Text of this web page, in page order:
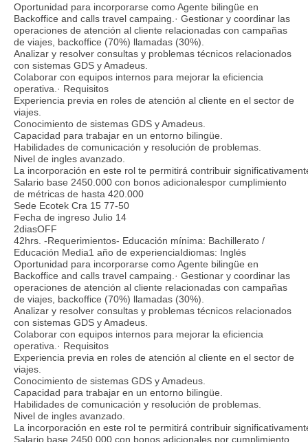
Oportunidad para incorporarse como Agente bilingüe en
Backoffice and calls travel campaing.· Gestionar y coordinar las
operaciones de atención al cliente relacionadas con campañas
de viajes, backoffice (70%) llamadas (30%).
Analizar y resolver consultas y problemas técnicos relacionados
con sistemas GDS y Amadeus.
Colaborar con equipos internos para mejorar la eficiencia
operativa.· Requisitos
Experiencia previa en roles de atención al cliente en el sector de
viajes.
Conocimiento de sistemas GDS y Amadeus.
Capacidad para trabajar en un entorno bilingüe.
Habilidades de comunicación y resolución de problemas.
Nivel de ingles avanzado.
La incorporación en este rol te permitirá contribuir
Salario base 2450.000 con bonos adicionalespor cumplimiento
de métricas de hasta 420.000
Sede Ecotek Cra 15 77-50
Fecha de ingreso Julio 14
2diasOFF
42hrs. -Requerimientos- Educación mínima: Bachillerato /
Educación Media1 año de experienciaIdiomas: Inglés
Oportunidad para incorporarse como Agente bilingüe en
Backoffice and calls travel campaing.· Gestionar y coordinar las
operaciones de atención al cliente relacionadas con campañas
de viajes, backoffice (70%) llamadas (30%).
Analizar y resolver consultas y problemas técnicos relacionados
con sistemas GDS y Amadeus.
Colaborar con equipos internos para mejorar la eficiencia
operativa.· Requisitos
Experiencia previa en roles de atención al cliente en el sector de
viajes.
Conocimiento de sistemas GDS y Amadeus.
Capacidad para trabajar en un entorno bilingüe.
Habilidades de comunicación y resolución de problemas.
Nivel de ingles avanzado.
La incorporación en este rol te permitirá contribuir
Salario base 2450.000 con bonos adicionales por cumplimiento